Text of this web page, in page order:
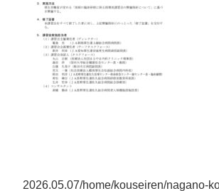
2026.05.07/home/kouseiren/nagano-